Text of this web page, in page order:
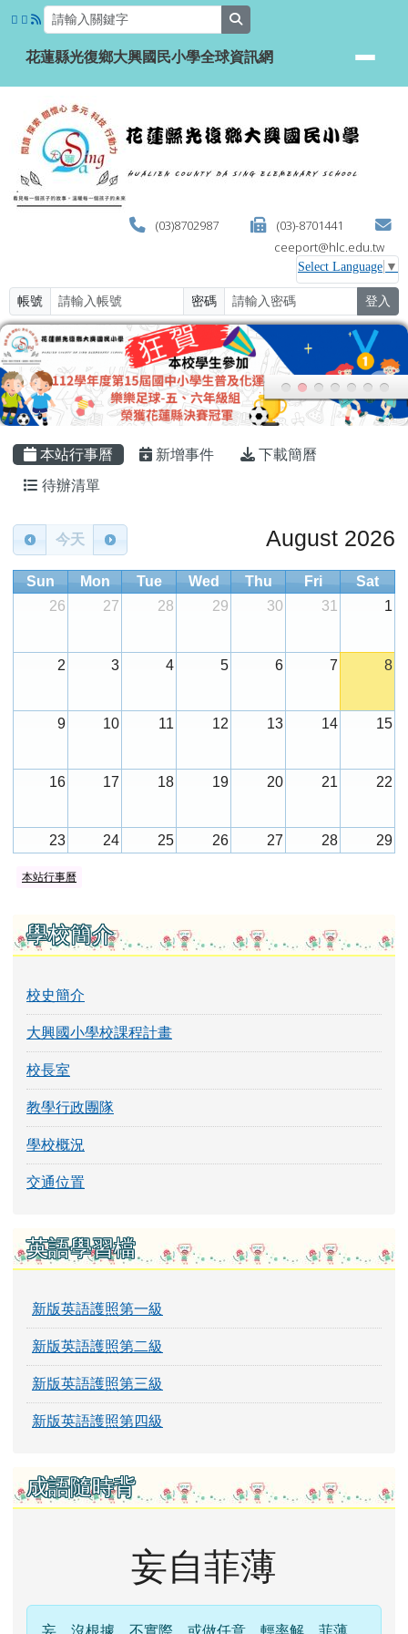
跳至主內容區
花蓮縣光復鄉大興國民小學全球資
花蓮縣光復鄉大興國民小學全球資訊網
(03)8702987
(03)-8701441
ceeport@hlc.edu.tw
Select Language ▼
帳號 密碼 登入
主內容區域
本站行事曆 新增事件
下載簡曆
待辦清單
Calendar
今天 August 2026
Sun Mon Tue Wed Thu Fri
Sat
26
27 28 29 30 31 1
2 3 4 5 6 7 8
9 10 11 12 13 14 15
16 17 18 19 20 21 22
23 24 25 26 27 28 29
本站行事曆
左邊區域內容
學校簡介
校史簡介
大興國小學校課程計畫
校長室
教學行政團隊
學校概況
交通位置
英語學習檔
新版英語護照第一級
新版英語護照第二級
新版英語護照第三級
新版英語護照第四級
成語隨時背
妄自菲薄
妄，沒根據、不實際，或做任意、輕率解。菲薄，
頁尾區域